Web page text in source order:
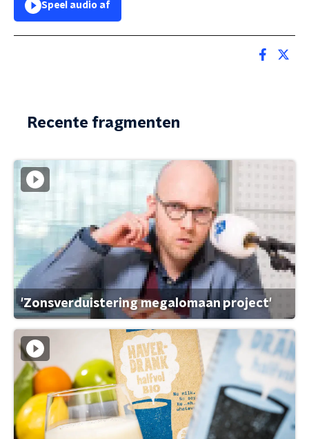
Speel audio af
Recente fragmenten
'Zonsverduistering megalomaan project'